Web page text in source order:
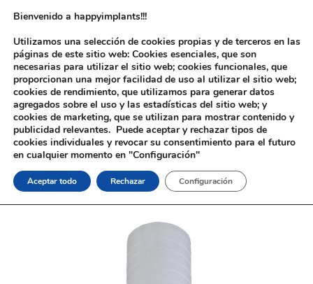
Inicio/Implantología/Aditamentos Analógicos/Straumann® Bone
Level®/ Calcinable Multibase Straumann® Bone Level®
Bienvenido a happyimplants!!!
Utilizamos una selección de cookies propias y de terceros en las
páginas de este sitio web: Cookies esenciales, que son
necesarias para utilizar el sitio web; cookies funcionales, que
proporcionan una mejor facilidad de uso al utilizar el sitio web;
cookies de rendimiento, que utilizamos para generar datos
agregados sobre el uso y las estadísticas del sitio web; y
cookies de marketing, que se utilizan para mostrar contenido y
publicidad relevantes. Puede aceptar y rechazar tipos de
cookies individuales y revocar su consentimiento para el futuro
en cualquier momento en "Configuración"
Aceptar todo Rechazar Configuración